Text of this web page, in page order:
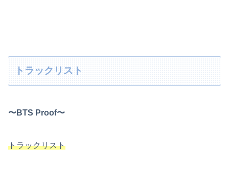
トラックリスト
〜BTS Proof〜
トラックリスト